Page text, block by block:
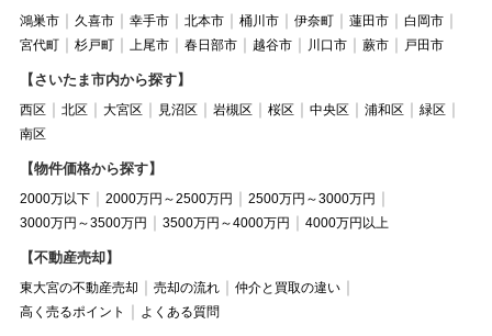
鴻巣市 久喜市 幸手市 北本市 桶川市 伊奈町 蓮田市
白岡市
宮代町
杉戸町 上尾市 春日部市 越谷市 川口市 蕨市 戸田市
【さいたま市内から探す】
西区 北区 大宮区 見沼区 岩槻区 桜区 中央区 浦和区
緑区
南区
【物件価格から探す】
2000万以下 2000万円～2500万円
2500万円～3000万円
3000万円～3500万円
3500万円～4000万円 4000万円以上
【不動産売却】
東大宮の不動産売却 売却の流れ
仲介と買取の違い
高く売るポイント
よくある質問